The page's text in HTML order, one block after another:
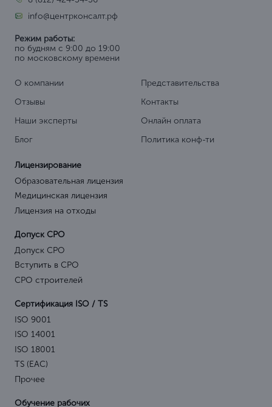
info@центрконсалт.рф
Режим работы:
по будням с 9:00 до 19:00
по московскому времени
О компании
Отзывы
Наши эксперты
Блог
Представительства
Контакты
Онлайн оплата
Политика конф-ти
Лицензирование
Образовательная лицензия
Медицинская лицензия
Лицензия на отходы
Допуск СРО
Допуск СРО
Вступить в СРО
СРО строителей
Сертификация ISO / TS
ISO 9001
ISO 14001
ISO 18001
TS (EAC)
Прочее
Обучение рабочих